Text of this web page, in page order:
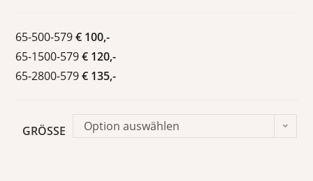
65-500-579€ 100,-
65-1500-579€ 120,-
65-2800-579€ 135,-
GRÖSSE Option auswählen